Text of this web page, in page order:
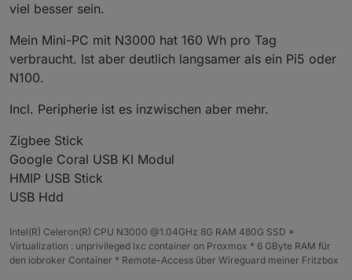
viel besser sein.
Mein Mini-PC mit N3000 hat 160 Wh pro Tag
verbraucht. Ist aber deutlich langsamer als ein Pi5 oder
N100.
Incl. Peripherie ist es inzwischen aber mehr.
Zigbee Stick
Google Coral USB KI Modul
HMIP USB Stick
USB Hdd
Intel(R) Celeron(R) CPU N3000 @1.04GHz 8G RAM 480G SSD *
Virtualization : unprivileged lxc container on Proxmox * 6 GByte RAM für
den iobroker Container * Remote-Access über Wireguard meiner Fritzbox